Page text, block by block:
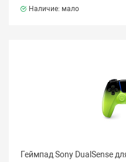
Наличие: мало
Геймпад Sony DualSense